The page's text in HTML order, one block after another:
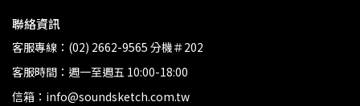
聯絡資訊
客服專線：(02) 2662-9565 分機＃202
客服時間：週一至週五 10:00-18:00
信箱：info@soundsketch.com.tw